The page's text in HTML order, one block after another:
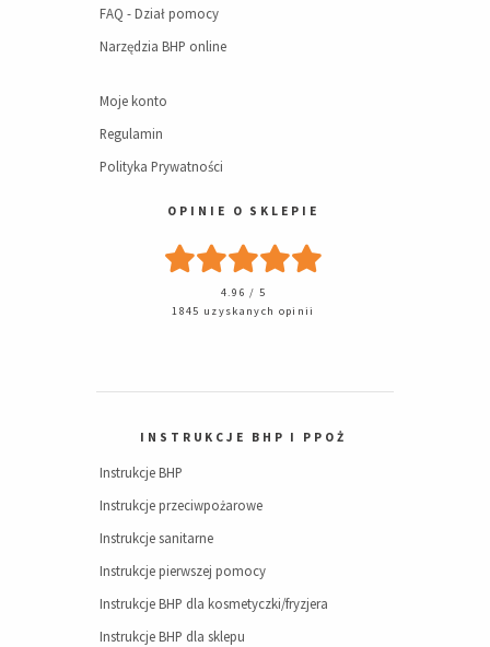
FAQ - Dział pomocy
Narzędzia BHP online
Moje konto
Regulamin
Polityka Prywatności
OPINIE O SKLEPIE
4.96 / 5
1845 uzyskanych opinii
INSTRUKCJE BHP I PPOŻ
Instrukcje BHP
Instrukcje przeciwpożarowe
Instrukcje sanitarne
Instrukcje pierwszej pomocy
Instrukcje BHP dla kosmetyczki/fryzjera
Instrukcje BHP dla sklepu